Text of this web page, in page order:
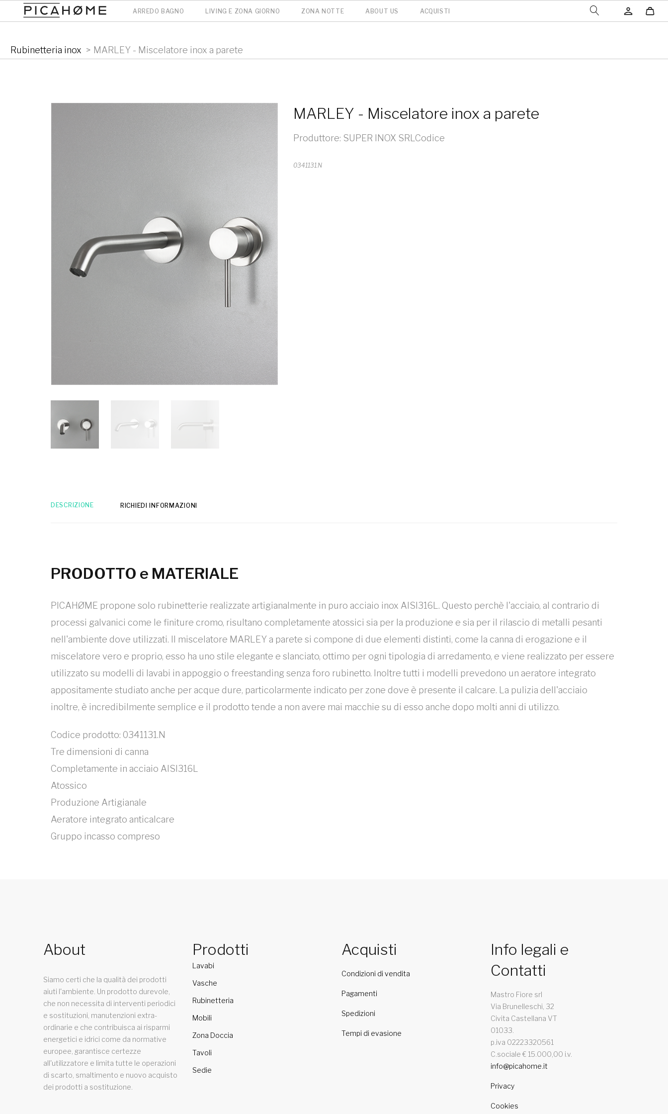
<-- ! --> ARREDO BAGNO LIVING E ZONA GIORNO ZONA NOTTE ABOUT US ACQUISTI
Rubinetteria inox > MARLEY - Miscelatore inox a parete
MARLEY - Miscelatore inox a parete
Produttore: SUPER INOX SRLCodice
0341131.N
DESCRIZIONE RICHIEDI INFORMAZIONI
PRODOTTO e MATERIALE
PICAHØME propone solo rubinetterie realizzate artigianalmente in puro acciaio inox AISI316L. Questo perchè l'acciaio, al contrario di
processi galvanici come le finiture cromo, risultano completamente atossici sia per la produzione e sia per il rilascio di metalli pesanti
nell'ambiente dove utilizzati. Il miscelatore MARLEY a parete si compone di due elementi distinti, come la canna di erogazione e il
miscelatore vero e proprio, esso ha uno stile elegante e slanciato, ottimo per ogni tipologia di arredamento, e viene realizzato per essere
utilizzato su modelli di lavabi in appoggio o freestanding senza foro rubinetto. Inoltre tutti i modelli prevedono un aeratore integrato
appositamente studiato anche per acque dure, particolarmente indicato per zone dove è presente il calcare. La pulizia dell'acciaio
inoltre, è incredibilmente semplice e il prodotto tende a non avere mai macchie su di esso anche dopo molti anni di utilizzo.
Codice prodotto: 0341131.N
Tre dimensioni di canna
Completamente in acciaio AISI316L
Atossico
Produzione Artigianale
Aeratore integrato anticalcare
Gruppo incasso compreso
About
Siamo certi che la qualità dei prodotti
aiuti l'ambiente. Un prodotto durevole,
che non necessita di interventi periodici
e sostituzioni, manutenzioni extra-
ordinarie e che contribuisca ai risparmi
energetici e idrici come da normative
europee, garantisce certezze
all'utilizzatore e limita tutte le operazioni
di scarto, smaltimento e nuovo acquisto
dei prodotti a sostituzione.
Prodotti
Lavabi
Vasche
Rubinetteria
Mobili
Zona Doccia
Tavoli
Sedie
Acquisti
Condizioni di vendita
Pagamenti
Spedizioni
Tempi di evasione
Info legali e
Contatti
Mastro Fiore srl
Via Brunelleschi, 32
Civita Castellana VT
01033.
p.iva 02223320561
C.sociale € 15.000,00 i.v.
info@picahome.it
Privacy
Cookies